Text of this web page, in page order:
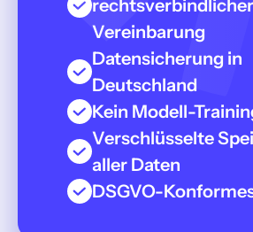
rechtsverbindlicher
Vereinbarung
Datensicherung in
Deutschland
Kein Modell-
Verschlüsselte
aller Daten
DSGVO-